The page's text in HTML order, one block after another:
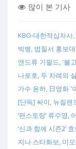
많이 본 기사
KBO-대한적십자
빅뱅, 법질서 홍보
앤드류 가필드, '불
나로호, 두 차례의
가수 윤하, 日영화 '
[단독] 싸이, 뉴질
‘편스토랑’ 류수영,
‘신과 함께 시즌2’
지나 스타화보, 미